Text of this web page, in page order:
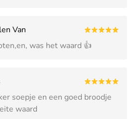
Van
was het waard 👍
soepje en een goed broodje
waard